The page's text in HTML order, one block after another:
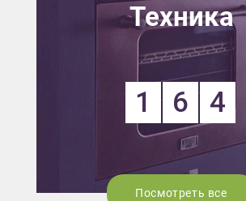
Техника
1 6 4
Посмотреть все